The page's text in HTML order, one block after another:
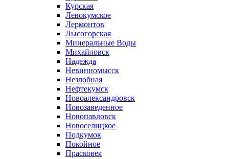
Курская
Левокумское
Лермонтов
Лысогорская
Минеральные Воды
Михайловск
Надежда
Невинномысск
Незлобная
Нефтекумск
Новоалександровск
Новозаведенное
Новопавловск
Новоселицкое
Подкумок
Покойное
Прасковея